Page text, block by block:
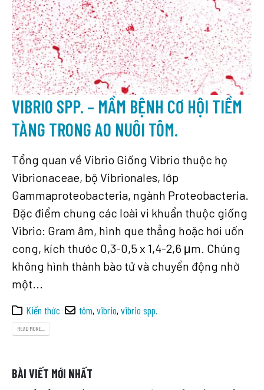
VIBRIO SPP. – MẦM BỆNH CƠ HỘI TIỀM
TÀNG TRONG AO NUÔI TÔM.
Tổng quan về Vibrio Giống Vibrio thuộc họ
Vibrionaceae, bộ Vibrionales, lớp
Gammaproteobacteria, ngành Proteobacteria.
Đặc điểm chung các loài vi khuẩn thuộc giống
Vibrio: Gram âm, hình que thẳng hoặc hơi uốn
cong, kích thước 0,3-0,5 x 1,4-2,6 μm. Chúng
không hình thành bào tử và chuyển động nhờ
một...
Kiến thức tôm,vibrio,vibrio spp.
READ MORE...
BÀI VIẾT MỚI NHẤT